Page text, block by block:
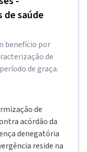
de saúde
benefício por
de
de graça.
de
acórdão da
denegatória
reside na